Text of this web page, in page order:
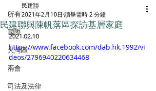
所有
國際
大灣區
兩會
司法及法律
民建聯與陳帆落區探訪基層家庭
民建聯
2021年2月10日 讀畢需時 2 分鐘
2021.02.10
https://www.facebook.com/dab.hk.1992/vi
deos/2796940220634468